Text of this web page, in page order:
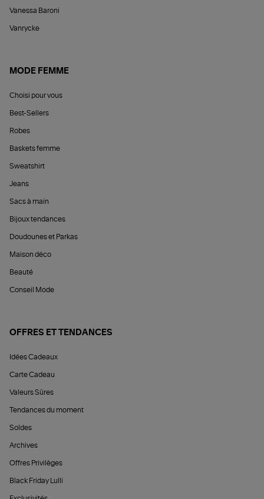
Vanessa Baroni
Vanrycke
MODE FEMME
Choisi pour vous
Best-Sellers
Robes
Baskets femme
Sweatshirt
Jeans
Sacs à main
Bijoux tendances
Doudounes et Parkas
Maison déco
Beauté
Conseil Mode
OFFRES ET TENDANCES
Idées Cadeaux
Carte Cadeau
Valeurs Sûres
Tendances du moment
Soldes
Archives
Offres Privilèges
Black Friday Lulli